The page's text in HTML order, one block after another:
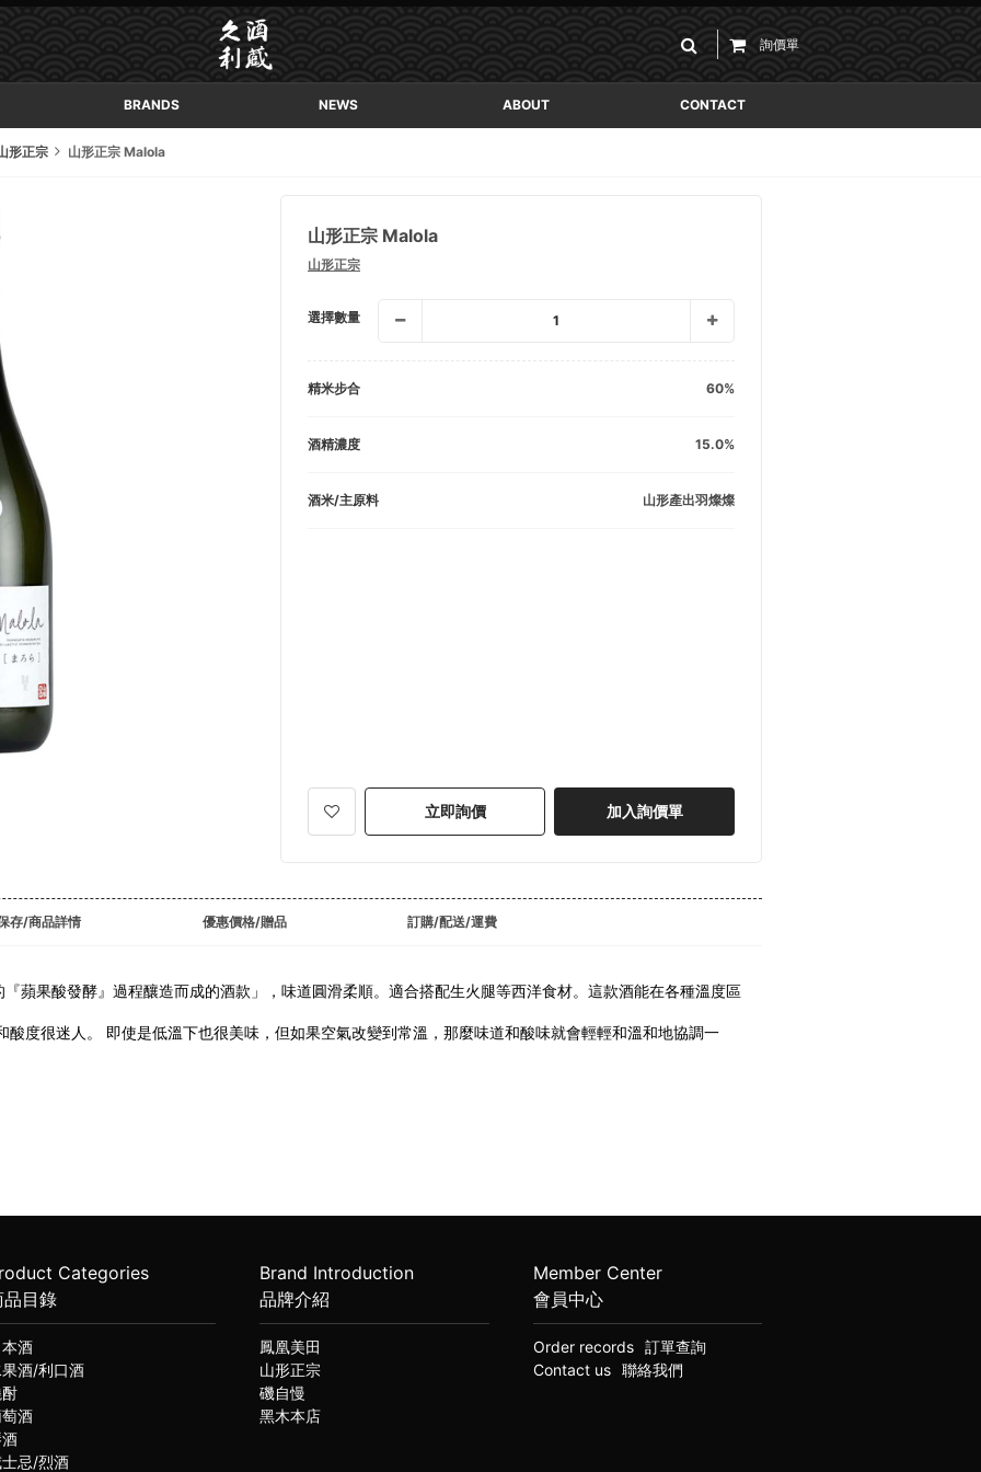
詢價單
BRANDS NEWS ABOUT CONTACT
形正宗 山形正宗 Malola
山形正宗 Malola
山形正宗
選擇數量 1
精米步合 60
酒精濃度 15.0
酒米/主原料 山形產出羽燦燦
立即詢價 加入詢價單
存/商品詳情 優惠價格/贈品 訂購/配送/運費
蘋果酸發酵』過程釀造而成的酒款」，味道圓滑柔順。適合搭配生火腿等西洋食材。這款酒能在各種溫度區
酸度很迷人。 即使是低溫下也很美味，但如果空氣改變到常溫，那麼味道和酸味就會輕輕和溫和地協調一
Categories
品目錄
酒
酒/利口酒
酒
忌/烈酒
Brand Introduction
品牌介紹
鳳凰美田
山形正宗
磯自慢
黑木本店
Member Center
會員中心
Order records
訂單查詢
Contact us
聯絡我們